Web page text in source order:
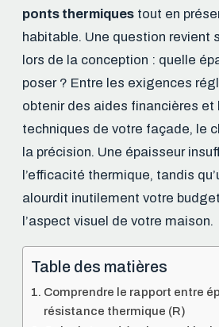
ponts thermiques tout en
habitable. Une question revient
lors de la conception : quelle
poser ? Entre les exigences
obtenir des aides financières et
techniques de votre façade, le
la précision. Une épaisseur
l’efficacité thermique, tandis
alourdit inutilement votre
l’aspect visuel de votre maison.
Table des matières
Comprendre le rapport entre
résistance thermique (R)